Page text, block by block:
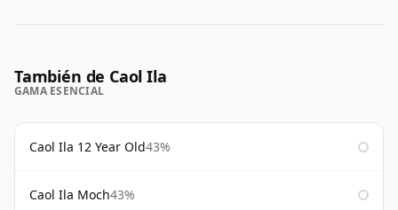
También de Caol Ila
GAMA ESENCIAL
Caol Ila 12 Year Old43%
Caol Ila Moch43%